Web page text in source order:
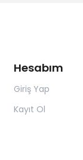
Hesabım
Giriş Yap
Kayıt Ol